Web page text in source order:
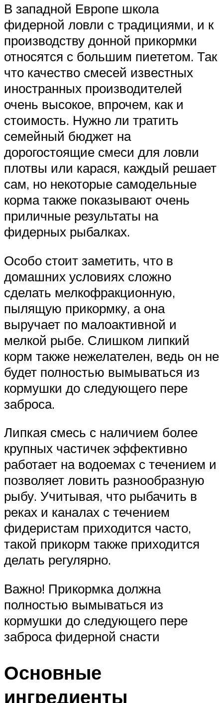
В западной Европе школа
фидерной ловли с традициями, и к
производству донной прикормки
относятся с большим пиететом. Так
что качество смесей известных
иностранных производителей
очень высокое, впрочем, как и
стоимость. Нужно ли тратить
семейный бюджет на
дорогостоящие смеси для ловли
плотвы или карася, каждый решает
сам, но некоторые самодельные
корма также показывают очень
приличные результаты на
фидерных рыбалках.
Особо стоит заметить, что в
домашних условиях сложно
сделать мелкофракционную,
пылящую прикормку, а она
выручает по малоактивной и
мелкой рыбе. Слишком липкий
корм также нежелателен, ведь он не
будет полностью вымываться из
кормушки до следующего пере
заброса.
Липкая смесь с наличием более
крупных частичек эффективно
работает на водоемах с течением и
позволяет ловить разнообразную
рыбу. Учитывая, что рыбачить в
реках и каналах с течением
фидеристам приходится часто,
такой прикорм также приходится
делать регулярно.
Важно! Прикормка должна
полностью вымываться из
кормушки до следующего пере
заброса фидерной снасти
Основные
ингредиенты